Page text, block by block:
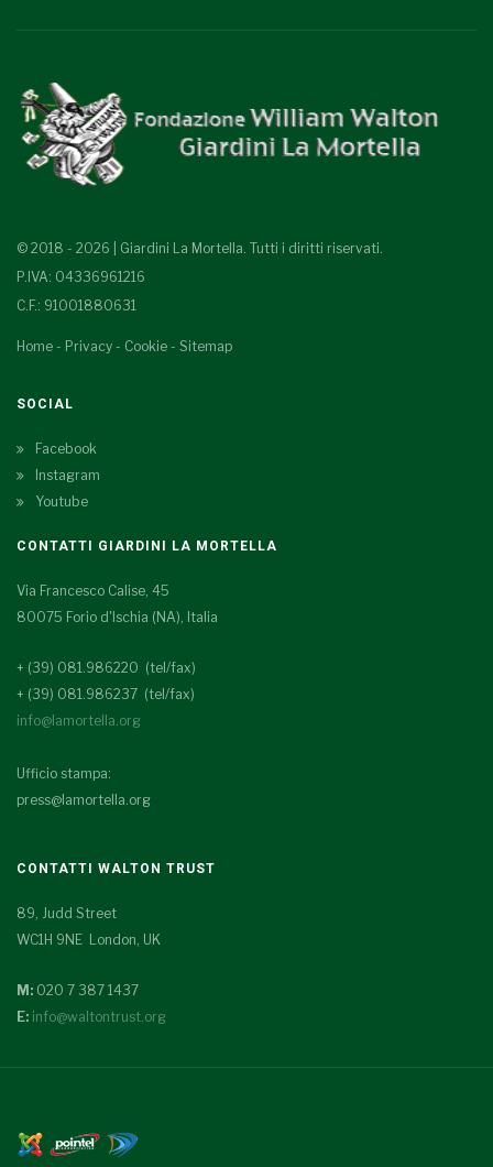
© 2018 - 2026 | Giardini La Mortella. Tutti i diritti riservati.
P.IVA: 04336961216
C.F.: 91001880631
Home - Privacy - Cookie - Sitemap
SOCIAL
Facebook
Instagram
Youtube
CONTATTI GIARDINI LA MORTELLA
Via Francesco Calise, 45
80075 Forio d'Ischia (NA), Italia
+ (39) 081.986220 (tel/fax)
+ (39) 081.986237 (tel/fax)
info@lamortella.org
Ufficio stampa:
press@lamortella.org
CONTATTI WALTON TRUST
89, Judd Street
WC1H 9NE London, UK
M: 020 7 387 1437
E: info@waltontrust.org